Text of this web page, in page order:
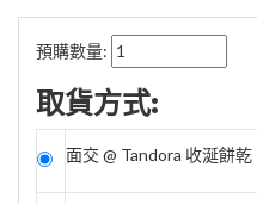
預購數量:
取貨方式:
面交 @ Tandora 收涎餅乾